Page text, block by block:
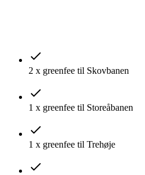
2 x greenfee til Skovbanen
1 x greenfee til Storeåbanen
1 x greenfee til Trehøje